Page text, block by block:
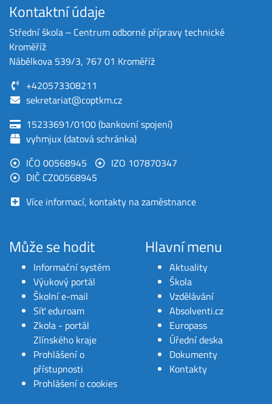
Kontaktní údaje
Střední škola ‒ Centrum odborné přípravy technické
Kroměříž
Nábělkova 539/3, 767 01 Kroměříž
+420573308211
sekretariat@coptkm.cz
15233691/0100 (bankovní spojení)
vyhmjux (datová schránka)
IČO 00568945
IZO 107870347
DIČ CZ00568945
Více informací, kontakty na zaměstnance
Může se hodit
Informační systém
Výukový portál
Školní e-mail
Síť eduroam
Zkola - portál
Zlínského kraje
Prohlášení o
přístupnosti
Prohlášení o cookies
Hlavní menu
Aktuality
Škola
Vzdělávání
Absolventi.cz
Europass
Úřední deska
Dokumenty
Kontakty